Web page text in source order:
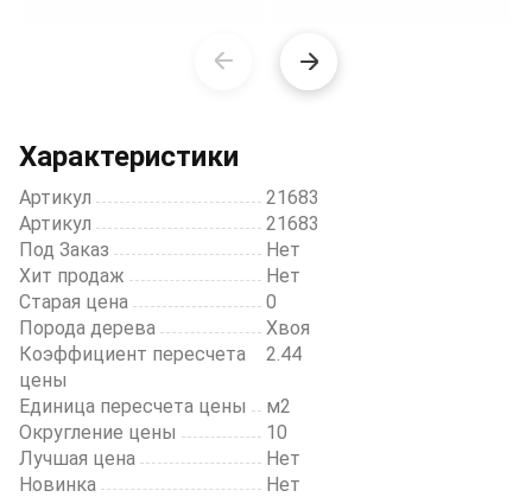
20
Характеристики
Артикул
21683
Артикул
21683
Под Заказ
Нет
Хит продаж
Нет
Старая цена
0
Порода дерева
Хвоя
Коэффициент пересчета
цены
2.44
Единица пересчета цены
м2
Округление цены
10
Лучшая цена
Нет
Новинка
Нет